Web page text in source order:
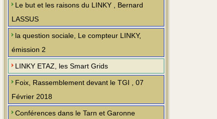
Le but et les raisons du LINKY , Bernard
LASSUS
la question sociale, Le compteur LINKY,
émission 2
LINKY ETAZ, les Smart Grids
Foix, Rassemblement devant le TGI , 07
Février 2018
Conférences dans le Tarn et Garonne